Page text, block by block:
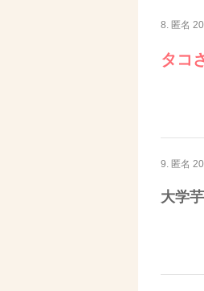
8. 匿名
タコ
9. 匿名
大学芋